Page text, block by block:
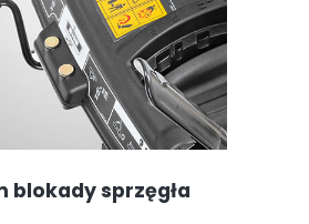
blokady sprzęgła